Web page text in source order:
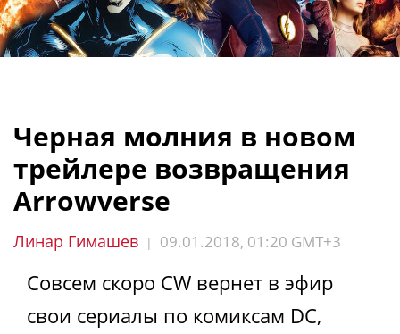
Черная молния в новом
трейлере возвращения
Arrowverse
Линар Гимашев | 09.01.2018, 01:20 GMT+3
Совсем скоро CW вернет в эфир
свои сериалы по комиксам DC,